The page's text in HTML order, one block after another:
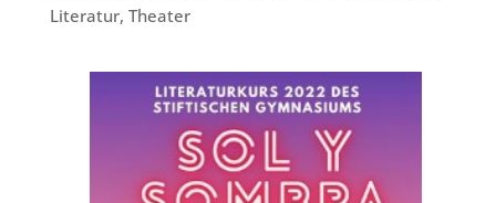
Literatur, Theater